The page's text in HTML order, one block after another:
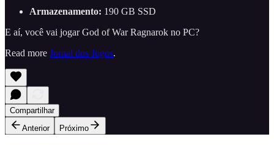
Armazenamento: 190 GB SSD
E aí, você vai jogar God of War Ragnarok no PC?
Read more Jornal dos Jogos.
Compartilhar
Anterior
Próximo